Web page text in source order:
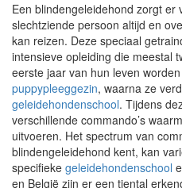
Social
media
Een blindengeleidehond zorgt er
slechtziende persoon altijd en
kan reizen. Deze speciaal
intensieve opleiding die meestal
eerste jaar van hun leven
puppypleeggezin, waarna ze
geleidehondenschool. Tijdens
verschillende commando’s
uitvoeren. Het spectrum van
blindengeleidehond kent, kan
specifieke geleidehondenschool
en België zijn er een tiental